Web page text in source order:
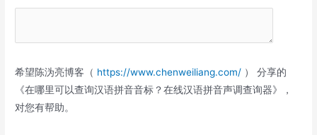
希望陈沩亮博客（ https://www.chenweiliang.com/ ） 分享的
《在哪里可以查询汉语拼音音标？在线汉语拼音声调查询器》，
对您有帮助。